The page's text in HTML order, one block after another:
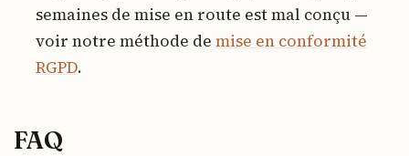
semaines de mise en route est mal conçu —
voir notre méthode de mise en conformité
RGPD.
FAQ